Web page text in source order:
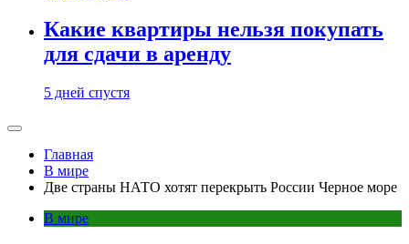
Какие квартиры нельзя покупать
для сдачи в аренду
5 дней спустя
Главная
В мире
Две страны НАТО хотят перекрыть России Черное море
В мире